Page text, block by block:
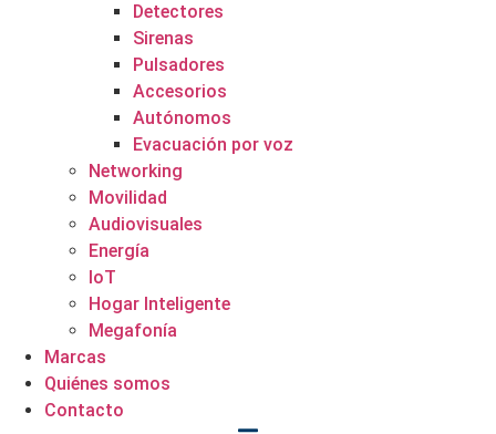
Detectores
Sirenas
Pulsadores
Accesorios
Autónomos
Evacuación por voz
Networking
Movilidad
Audiovisuales
Energía
IoT
Hogar Inteligente
Megafonía
Marcas
Quiénes somos
Contacto